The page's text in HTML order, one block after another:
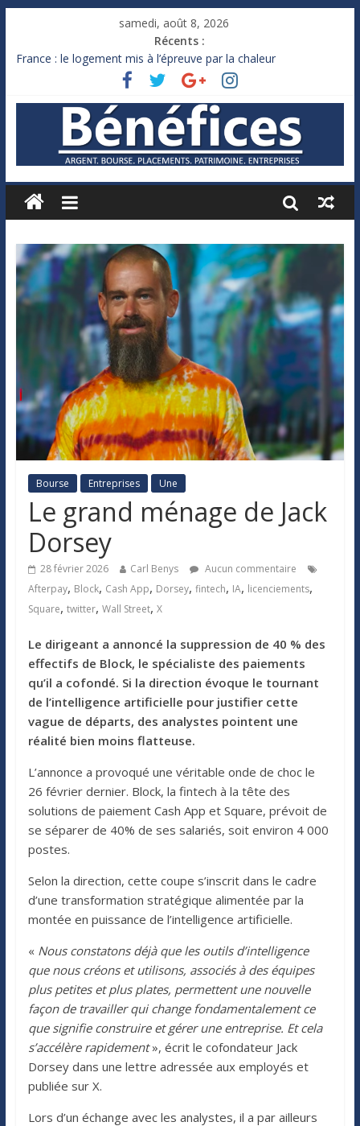
samedi, août 8, 2026
Récents :
France : le logement mis à l’épreuve par la chaleur
Des milliards de dollars de droits de douane déjà remboursés
Royaume-Uni : Andy Burnham recule sur l’impôt
Xavier Niel, le milliardaire qui ne touche presque rien
Ruée des fortunes russes vers l’étranger
Bourse Entreprises Une
Le grand ménage de Jack
Dorsey
28 février 2026 Carl Benys
Aucun commentaire
Afterpay, Block, Cash App, Dorsey, fintech, IA, licenciements,
Square, twitter, Wall Street, X
Le dirigeant a annoncé la suppression de 40 % des
effectifs de Block, le spécialiste des paiements
qu’il a cofondé. Si la direction évoque le tournant
de l’intelligence artificielle pour justifier cette
vague de départs, des analystes pointent une
réalité bien moins flatteuse.
L’annonce a provoqué une véritable onde de choc le
26 février dernier. Block, la fintech à la tête des
solutions de paiement Cash App et Square, prévoit de
se séparer de 40% de ses salariés, soit environ 4 000
postes.
Selon la direction, cette coupe s’inscrit dans le cadre
d’une transformation stratégique alimentée par la
montée en puissance de l’intelligence artificielle.
« Nous constatons déjà que les outils d’intelligence
que nous créons et utilisons, associés à des équipes
plus petites et plus plates, permettent une nouvelle
façon de travailler qui change fondamentalement ce
que signifie construire et gérer une entreprise. Et cela
s’accélère rapidement», écrit le cofondateur Jack
Dorsey dans une lettre adressée aux employés et
publiée sur X.
Lors d’un échange avec les analystes, il a par ailleurs